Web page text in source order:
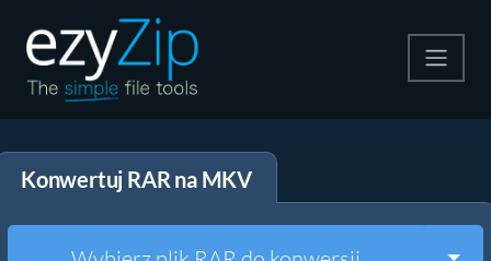
Rozpakuj
Konwertuj RAR na MKV